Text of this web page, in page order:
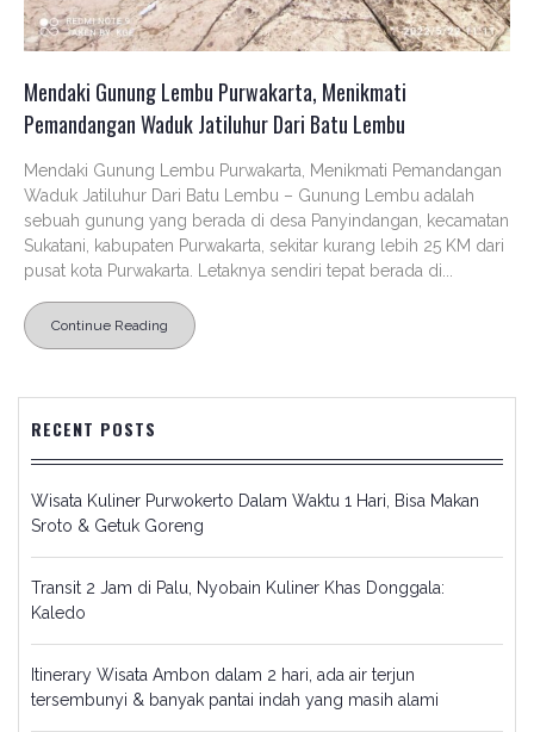
Mendaki Gunung Lembu Purwakarta, Menikmati
Pemandangan Waduk Jatiluhur Dari Batu Lembu
Mendaki Gunung Lembu Purwakarta, Menikmati Pemandangan
Waduk Jatiluhur Dari Batu Lembu – Gunung Lembu adalah
sebuah gunung yang berada di desa Panyindangan, kecamatan
Sukatani, kabupaten Purwakarta, sekitar kurang lebih 25 KM dari
pusat kota Purwakarta. Letaknya sendiri tepat berada di...
Continue Reading
RECENT POSTS
Wisata Kuliner Purwokerto Dalam Waktu 1 Hari, Bisa Makan
Sroto & Getuk Goreng
Transit 2 Jam di Palu, Nyobain Kuliner Khas Donggala:
Kaledo
Itinerary Wisata Ambon dalam 2 hari, ada air terjun
tersembunyi & banyak pantai indah yang masih alami